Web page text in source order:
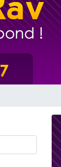
Birkat Hamazone